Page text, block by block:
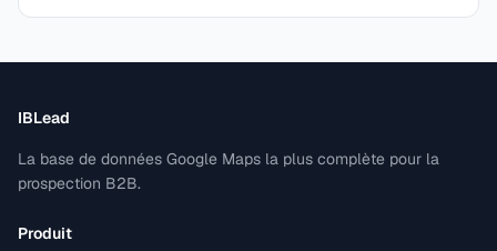
IBLead
La base de données Google Maps la plus complète pour la
prospection B2B.
Produit